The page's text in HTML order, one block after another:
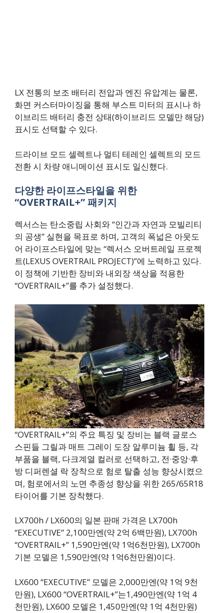
LX 전통의 보조 배터리 전압과 엔진 유압계는 물론,
화면 커스터마이징을 통해 부스트 미터의 표시나 하
이브리드 배터리 충전 상태(하이브리드 모델만 해당)
표시도 선택할 수 있다.
드라이브 모드 셀렉트나 멀티 테레인 셀렉트의 모드
전환 시 차량 애니메이션 표시도 일신했다.
다양한 라이프스타일을 위한
“OVERTRAIL+” 패키지
렉서스는 탄소중립 사회와 “인간과 자연과 모빌리티
의 공생” 실현을 목표로 하며, 고객의 폭넓은 아웃도
어 라이프스타일에 맞는 “렉서스 오버트레일 프로젝
트(LEXUS OVERTRAIL PROJECT)”에 노력하고 있다.
이 정책에 기반한 장비와 내외장 색상을 적용한
“OVERTRAIL+”를 추가 설정했다.
“OVERTRAIL+”의 주요 특징 및 장비는 블랙 글로스
스핀들 그릴과 매트 그레이 도장 알루미늄 휠 등, 각
부품을 블랙, 다크계열 컬러로 선택하고, 전·중앙·후
방 디퍼렌셜 락 장착으로 험로 탈출 성능 향상시켰으
며, 험로에서의 노면 추종성 향상을 위한 265/65R18
타이어를 기본 장착했다.
LX700h / LX600의 일본 판매 가격은 LX700h
“EXECUTIVE” 2,100만엔(약 2억 6백만원), LX700h
“OVERTRAIL+” 1,590만엔(약 1억6천만원), LX700h
기본 모델은 1,590만엔(약 1억6천만원)이다.
LX600 “EXECUTIVE” 모델은 2,000만엔(약 1억 9천
만원), LX600 “OVERTRAIL+”는1,490만엔(약 1억 4
천만원), LX600 모델은 1,450만엔(약 1억 4천만원)